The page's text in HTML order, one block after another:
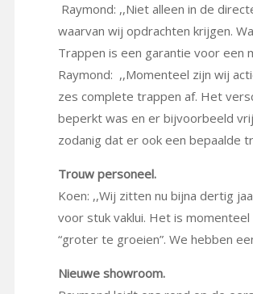
Raymond: ,,Niet alleen in de
waarvan wij opdrachten krijgen.
Trappen is een garantie voor een
Raymond: ,,Momenteel zijn wij
zes complete trappen af. Het
beperkt was en er bijvoorbeeld
zodanig dat er ook een bepaalde
Trouw personeel.
Koen: ,,Wij zitten nu bijna dertig
voor stuk vaklui. Het is
“groter te groeien”. We hebben
Nieuwe showroom.